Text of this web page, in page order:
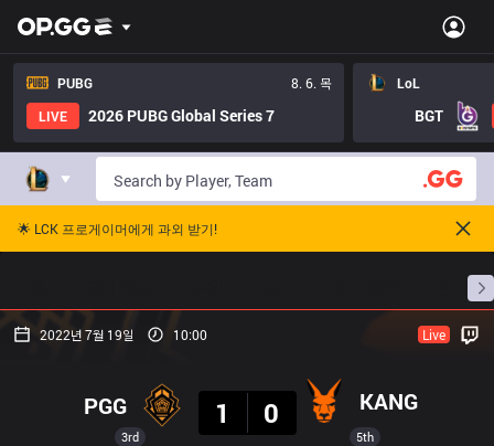
PUBG
8. 6. 목
LIVE
2026 PUBG Global Series 7
LoL
BGT
🌟 LCK 프로게이머에게 과외 받기!
프로빌
2022년 7월 19일 10:00 Live
3rd
PGG
1
0 KANG
5th